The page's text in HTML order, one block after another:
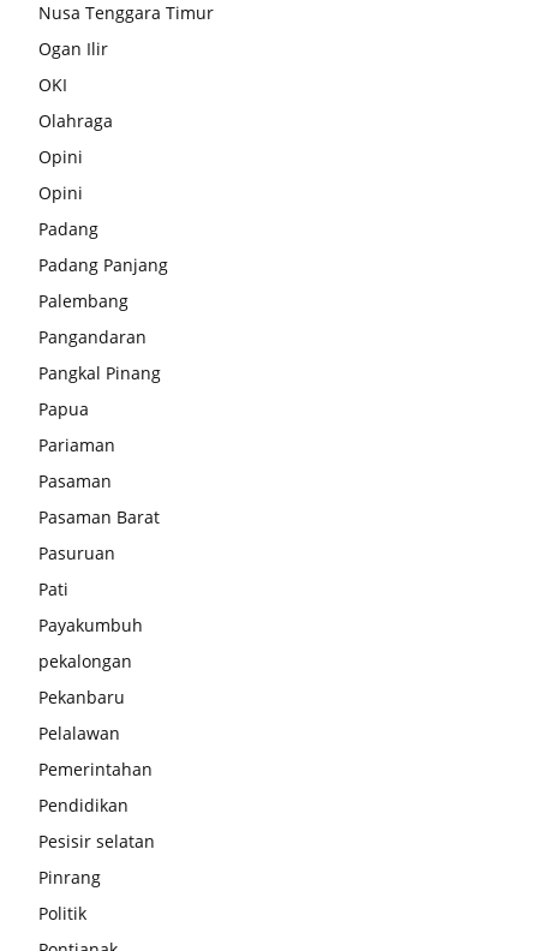
Nusa Tenggara Timur
Ogan Ilir
OKI
Olahraga
Opini
Opini
Padang
Padang Panjang
Palembang
Pangandaran
Pangkal Pinang
Papua
Pariaman
Pasaman
Pasaman Barat
Pasuruan
Pati
Payakumbuh
pekalongan
Pekanbaru
Pelalawan
Pemerintahan
Pendidikan
Pesisir selatan
Pinrang
Politik